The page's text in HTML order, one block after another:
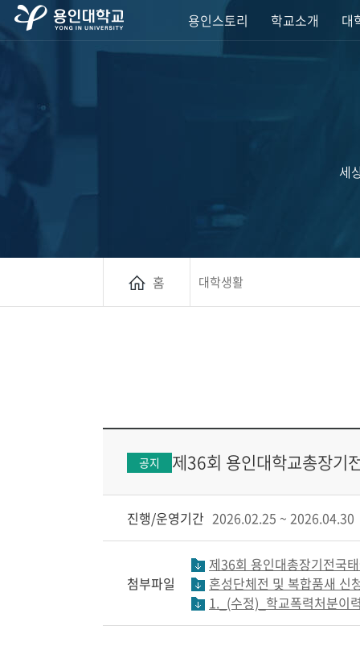
용인스토리 학교소개 대
세
홈 대학생활
공지 제36회 용인대학교총장기
진행/운영기간 2026.02.25 ~ 2026.04.30
첨부파일
제36회 용인대총장기전국
혼성단체전 및 복합품새 신
1._(수정)_학교폭력처분이